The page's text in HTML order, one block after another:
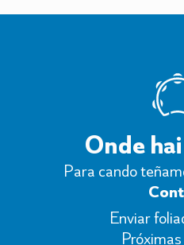
Onde
Para cando
Enviar